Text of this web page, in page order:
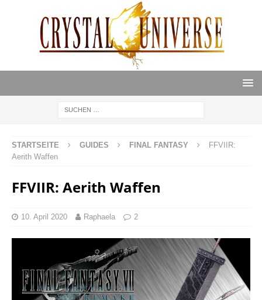
STARTSEITE GUIDES FINAL FANTASY
FFVIIR:
Aerith Waffen
FFVIIR: Aerith Waffen
10. April 2020 Raphaela 2